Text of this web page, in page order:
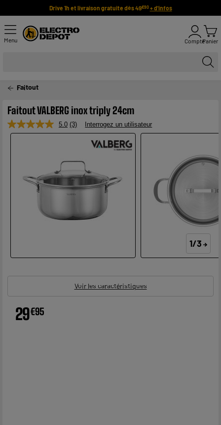
Drive 1h et livraison gratuite dès 49€90 + d'infos
Menu ComptePanier
Faitout
Faitout VALBERG inox triply 24cm
5.0 Lire
3
sur
même
page.
(3) Interrogez un utilisateur
1/3
Voir les caractéristiques
29€95